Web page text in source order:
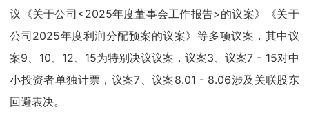
议《关于公司<2025年度董事会工作报告>的议案》《关于
公司2025年度利润分配预案的议案》等多项议案，其中议
案9、10、12、15为特别决议议案，议案3、议案7 - 15对中
小投资者单独计票，议案7、议案8.01 - 8.06涉及关联股东
回避表决。